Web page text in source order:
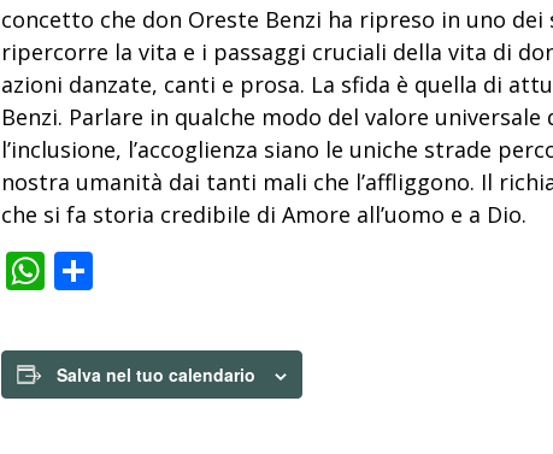
concetto che don Oreste Benzi ha ripreso in uno
ripercorre la vita e i passaggi cruciali della vita di
azioni danzate, canti e prosa. La sfida è quella di
Benzi. Parlare in qualche modo del valore
l’inclusione, l’accoglienza siano le uniche strade
nostra umanità dai tanti mali che l’affliggono. Il
che si fa storia credibile di Amore all’uomo e a Dio.
WhatsApp
Salva nel tuo calendario